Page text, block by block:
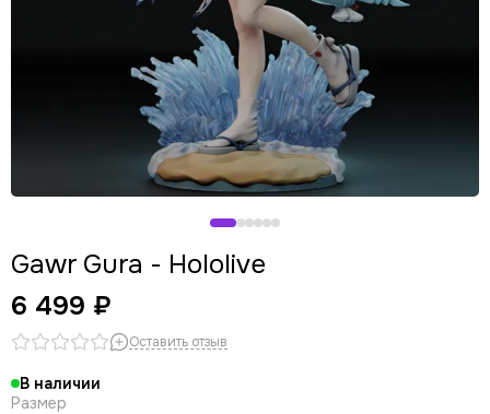
Gawr Gura - Hololive
6 499 ₽
Оставить отзыв
В наличии
Размер